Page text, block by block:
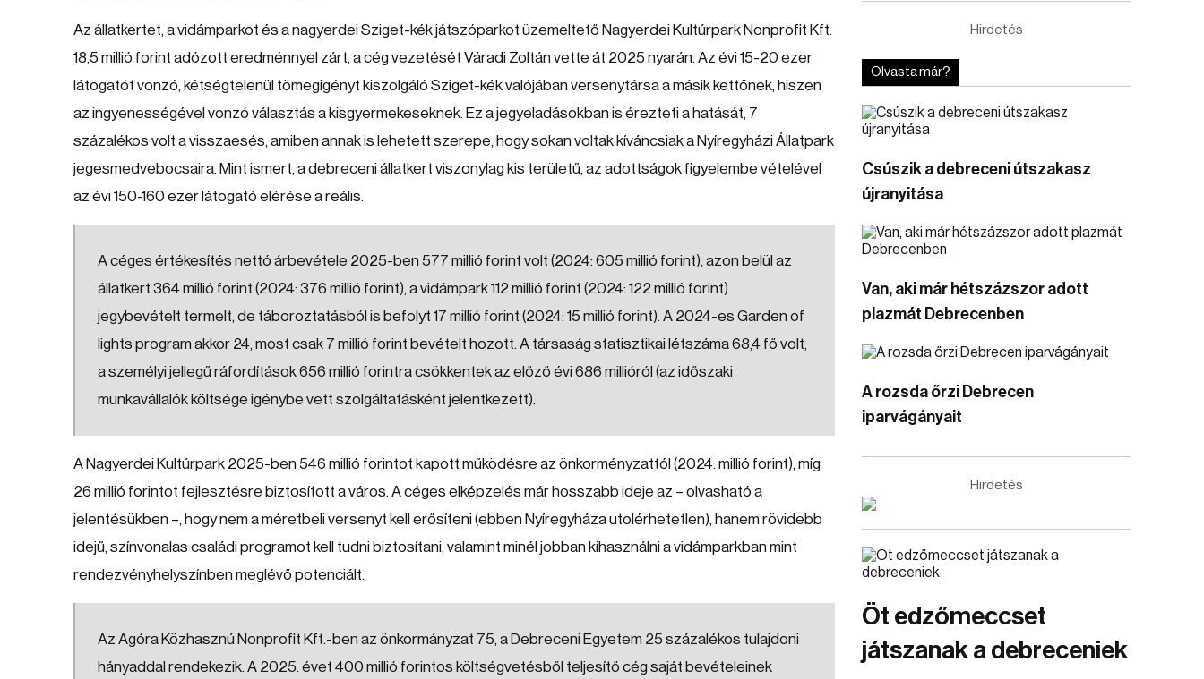
Az állatkertet, a vidámparkot és a nagyerdei Sziget-kék játszóparkot üzemeltető Nagyerdei Kultúrpark Nonprofit Kft.
18,5 millió forint adózott eredménnyel zárt, a cég vezetését Váradi Zoltán vette át 2025 nyarán. Az évi 15-20 ezer
látogatót vonzó, kétségtelenül tömegigényt kiszolgáló Sziget-kék valójában versenytársa a másik kettőnek, hiszen
az ingyenességével vonzó választás a kisgyermekeseknek. Ez a jegyeladásokban is érezteti a hatását, 7
százalékos volt a visszaesés, amiben annak is lehetett szerepe, hogy sokan voltak kíváncsiak a Nyíregyházi Állatpark
jegesmedvebocsaira. Mint ismert, a debreceni állatkert viszonylag kis területű, az adottságok figyelembe vételével
az évi 150-160 ezer látogató elérése a reális.
A céges értékesítés nettó árbevétele 2025-ben 577 millió forint volt (2024: 605 millió forint), azon belül az
állatkert 364 millió forint (2024: 376 millió forint), a vidámpark 112 millió forint (2024: 122 millió forint)
jegybevételt termelt, de táboroztatásból is befolyt 17 millió forint (2024: 15 millió forint). A 2024-es Garden of
lights program akkor 24, most csak 7 millió forint bevételt hozott. A társaság statisztikai létszáma 68,4 fő volt,
a személyi jellegű ráfordítások 656 millió forintra csökkentek az előző évi 686 millióról (az időszaki
munkavállalók költsége igénybe vett szolgáltatásként jelentkezett).
A Nagyerdei Kultúrpark 2025-ben 546 millió forintot kapott működésre az önkorményzattól (2024: millió forint), míg
26 millió forintot fejlesztésre biztosított a város. A céges elképzelés már hosszabb ideje az – olvasható a
jelentésükben –, hogy nem a méretbeli versenyt kell erősíteni (ebben Nyíregyháza utolérhetetlen), hanem rövidebb
idejű, színvonalas családi programot kell tudni biztosítani, valamint minél jobban kihasználni a vidámparkban mint
rendezvényhelyszínben meglévő potenciált.
Az Agóra Közhasznú Nonprofit Kft.-ben az önkormányzat 75, a Debreceni Egyetem 25 százalékos tulajdoni
hányaddal rendekezik. A 2025. évet 400 millió forintos költségvetésből teljesítő cég saját bevételeinek
Hirdetés
Olvasta már?
Csúszik a debreceni útszakasz
újranyitása
Van, aki már hétszázszor adott
plazmát Debrecenben
A rozsda őrzi Debrecen
iparvágányait
Hirdetés
Öt edzőmeccset
játszanak a debreceniek